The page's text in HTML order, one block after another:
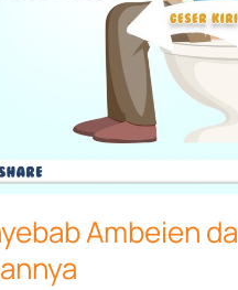
Ambeien